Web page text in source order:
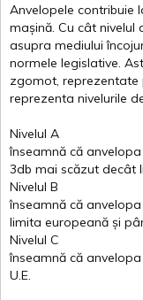
Anvelopele contribuie
mașină. Cu cât nivelul
asupra mediului
normele legislative.
zgomot, reprezentate
reprezenta nivelurile
Nivelul A
înseamnă că anvelopa
3db mai scăzut decât
Nivelul B
înseamnă că anvelopa
limita europeană și
Nivelul C
înseamnă că anvelopa
U.E.